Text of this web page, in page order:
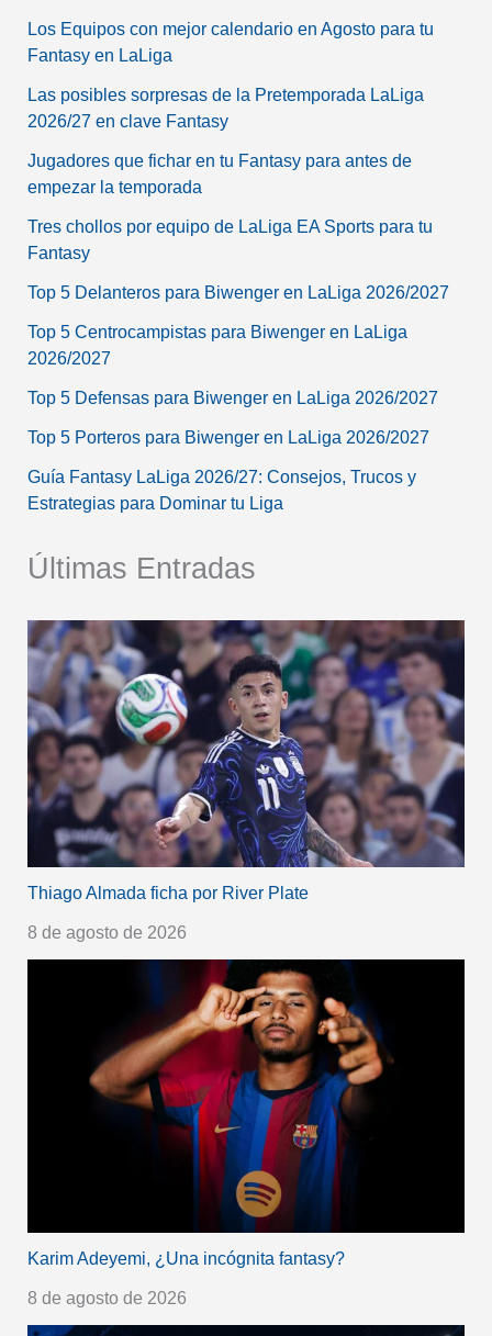
Los Equipos con mejor calendario en Agosto para tu
Fantasy en LaLiga
Las posibles sorpresas de la Pretemporada LaLiga
2026/27 en clave Fantasy
Jugadores que fichar en tu Fantasy para antes de
empezar la temporada
Tres chollos por equipo de LaLiga EA Sports para tu
Fantasy
Top 5 Delanteros para Biwenger en LaLiga 2026/2027
Top 5 Centrocampistas para Biwenger en LaLiga
2026/2027
Top 5 Defensas para Biwenger en LaLiga 2026/2027
Top 5 Porteros para Biwenger en LaLiga 2026/2027
Guía Fantasy LaLiga 2026/27: Consejos, Trucos y
Estrategias para Dominar tu Liga
Últimas Entradas
Thiago Almada ficha por River Plate
8 de agosto de 2026
Karim Adeyemi, ¿Una incógnita fantasy?
8 de agosto de 2026